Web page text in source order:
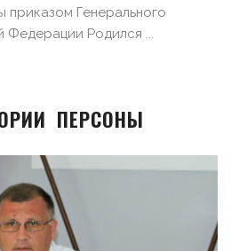
Генерального
Родился ...
ПЕРСОНЫ